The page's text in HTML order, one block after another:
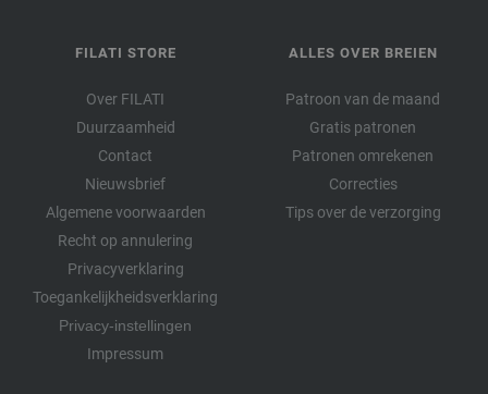
FILATI STORE
Over FILATI
Duurzaamheid
Contact
Nieuwsbrief
Algemene voorwaarden
Recht op annulering
Privacyverklaring
Toegankelijkheidsverklaring
Privacy-instellingen
Impressum
ALLES OVER BREIEN
Patroon van de maand
Gratis patronen
Patronen omrekenen
Correcties
Tips over de verzorging